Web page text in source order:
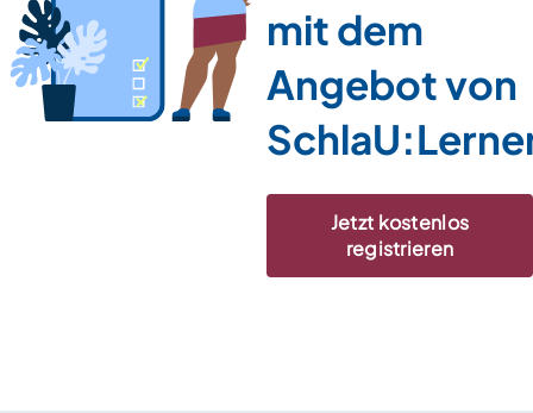
mit dem
Angebot von
Jetzt kostenlos
registrieren